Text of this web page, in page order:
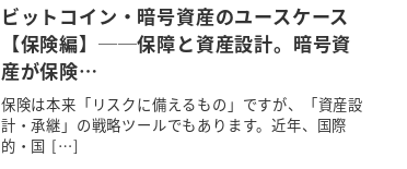
ビットコイン・暗号資産のユースケース
【保険編】──保障と資産設計。暗号資
産が保険…
保険は本来「リスクに備えるもの」ですが、「資産設
計・承継」の戦略ツールでもあります。近年、国際
的・国 […]